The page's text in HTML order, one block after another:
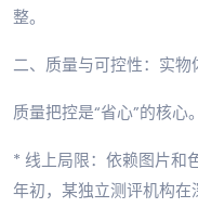
整。
二、质量与可控性：实物
质量把控是“省心”的核心。
* 线上局限：依赖图片和
年初，某独立测评机构